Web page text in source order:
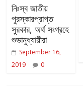
নিঃস্ব জাতীয়
পুরস্কারপ্রাপ্ত
সুরকার, অর্থ সংগ্রহে
শুভানুধ্যায়ীরা
September 16,
2019
0